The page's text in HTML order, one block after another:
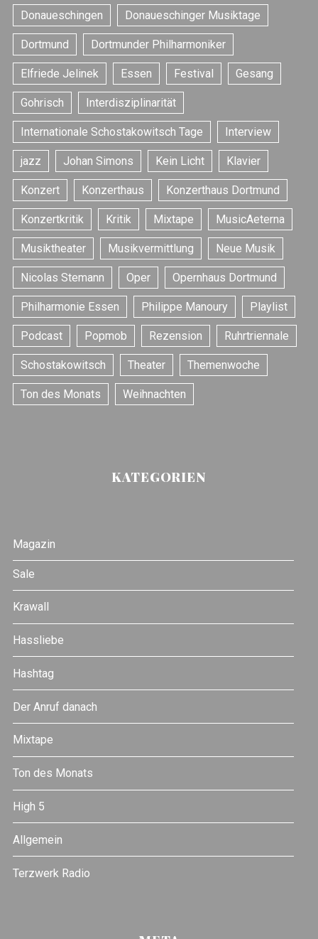
Donaueschingen Donaueschinger Musiktage
Dortmund Dortmunder Philharmoniker
Elfriede Jelinek Essen Festival Gesang
Gohrisch Interdisziplinarität
Internationale Schostakowitsch Tage Interview
jazz Johan Simons Kein Licht Klavier
Konzert Konzerthaus Konzerthaus Dortmund
Konzertkritik Kritik Mixtape MusicAeterna
Musiktheater Musikvermittlung Neue Musik
Nicolas Stemann Oper Opernhaus Dortmund
Philharmonie Essen Philippe Manoury Playlist
Podcast Popmob Rezension Ruhrtriennale
Schostakowitsch Theater Themenwoche
Ton des Monats Weihnachten
KATEGORIEN
Magazin
Sale
Krawall
Hassliebe
Hashtag
Der Anruf danach
Mixtape
Ton des Monats
High 5
Allgemein
Terzwerk Radio